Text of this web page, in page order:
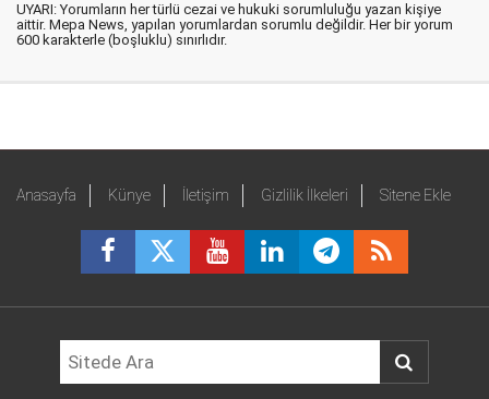
UYARI: Yorumların her türlü cezai ve hukuki sorumluluğu yazan kişiye
aittir. Mepa News, yapılan yorumlardan sorumlu değildir. Her bir yorum
600 karakterle (boşluklu) sınırlıdır.
Anasayfa Künye İletişim Gizlilik İlkeleri Sitene Ekle